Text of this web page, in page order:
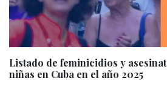
Listado de feminicidios y
niñas en Cuba en el año 2025